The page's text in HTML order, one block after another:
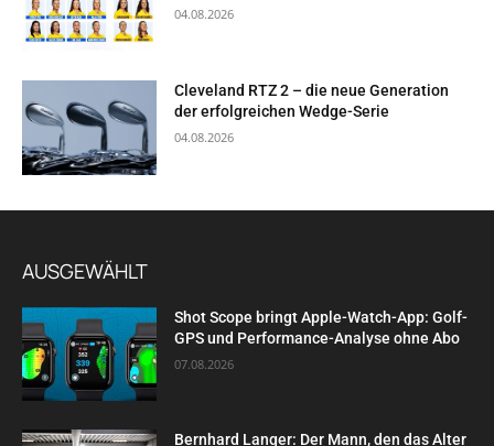
04.08.2026
Cleveland RTZ 2 – die neue Generation
der erfolgreichen Wedge-Serie
04.08.2026
AUSGEWÄHLT
Shot Scope bringt Apple-Watch-App: Golf-
GPS und Performance-Analyse ohne Abo
07.08.2026
Bernhard Langer: Der Mann, den das Alter